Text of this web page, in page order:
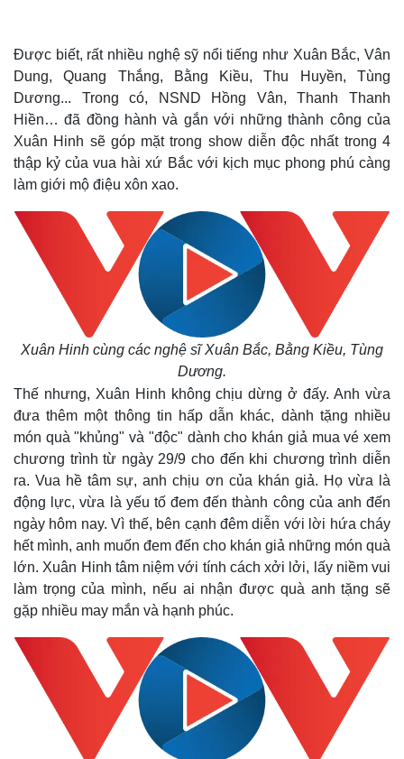
Thế giới
Quan sát
Cuộc sống đó đây
Hồ sơ
Multimedia
Video
Ảnh
E-Magazine
Infographic
Được biết, rất nhiều nghệ sỹ nổi tiếng như Xuân Bắc, Vân
Dung, Quang Thắng, Bằng Kiều, Thu Huyền, Tùng
Dương... Trong có, NSND Hồng Vân, Thanh Thanh
Hiền… đã đồng hành và gắn với những thành công của
Xuân Hinh sẽ góp mặt trong show diễn độc nhất trong 4
thập kỷ của vua hài xứ Bắc với kịch mục phong phú càng
làm giới mộ điệu xôn xao.
Xuân Hinh cùng các nghệ sĩ Xuân Bắc, Bằng Kiều, Tùng
Dương.
Thế nhưng, Xuân Hinh không chịu dừng ở đấy. Anh vừa
đưa thêm một thông tin hấp dẫn khác, dành tặng nhiều
món quà "khủng" và "độc" dành cho khán giả mua vé xem
chương trình từ ngày 29/9 cho đến khi chương trình diễn
ra. Vua hề tâm sự, anh chịu ơn của khán giả. Họ vừa là
động lực, vừa là yếu tố đem đến thành công của anh đến
ngày hôm nay. Vì thế, bên cạnh đêm diễn với lời hứa cháy
hết mình, anh muốn đem đến cho khán giả những món quà
lớn. Xuân Hinh tâm niệm với tính cách xởi lởi, lấy niềm vui
làm trọng của mình, nếu ai nhận được quà anh tặng sẽ
gặp nhiều may mắn và hạnh phúc.